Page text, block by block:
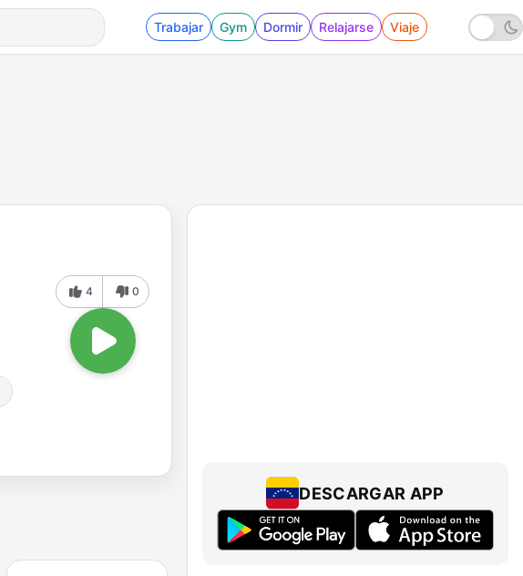
Trabajar Gym Dormir Relajarse Viaje
4 0
DESCARGAR APP